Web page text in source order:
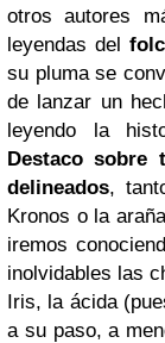
otros autores
leyendas del
su pluma se
de lanzar un
leyendo la
Destaco sobre
delineados,
Kronos o la
iremos
inolvidables las
Iris, la ácida
a su paso, a